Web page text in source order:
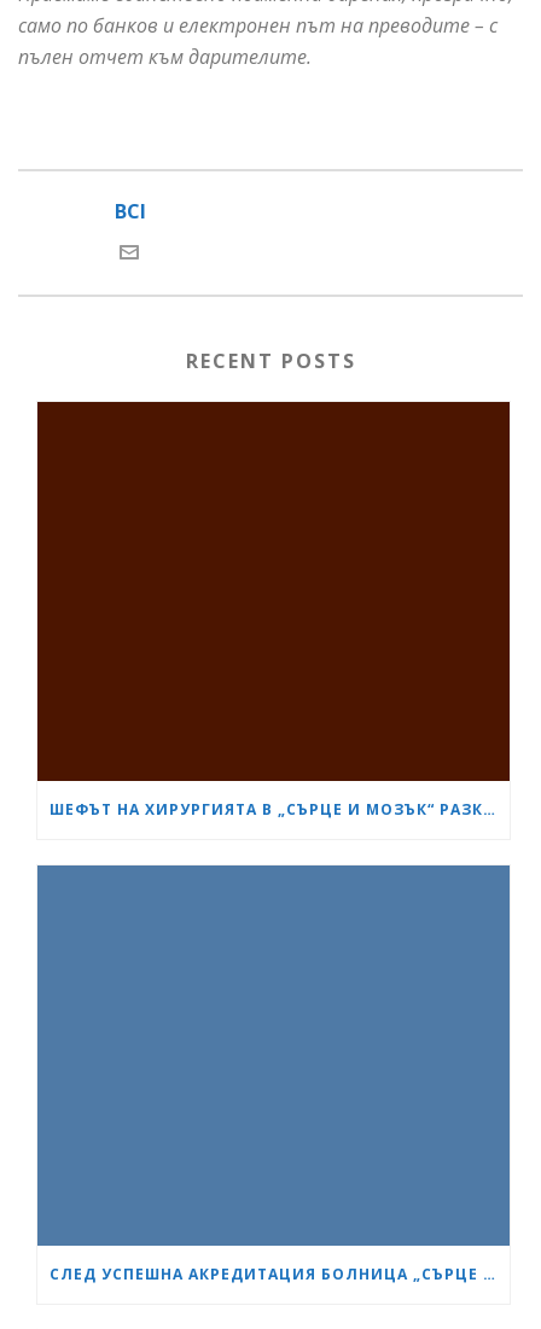
само по банков и електронен път на преводите – с
пълен отчет към дарителите.
BCI
RECENT POSTS
ШЕФЪТ НА ХИРУРГИЯТА В „СЪРЦЕ И МОЗЪК“ РАЗКРИ КАК СА ИЗТРЪГНАЛИ ОТ СМЪРТТА ОЦЕЛЕЛИЯ ОТ КАСАПНИЦАТА НА „ТРАКИЯ“
СЛЕД УСПЕШНА АКРЕДИТАЦИЯ БОЛНИЦА „СЪРЦЕ И МОЗЪК“ СТАНА GESEA DIPLOMA CENTER